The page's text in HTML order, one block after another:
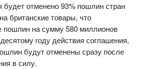
будет отменено 93% пошлин стран
британские товары, что
пошлин на сумму 580 миллионов
году действия соглашения,
будут отменены сразу после
в силу.